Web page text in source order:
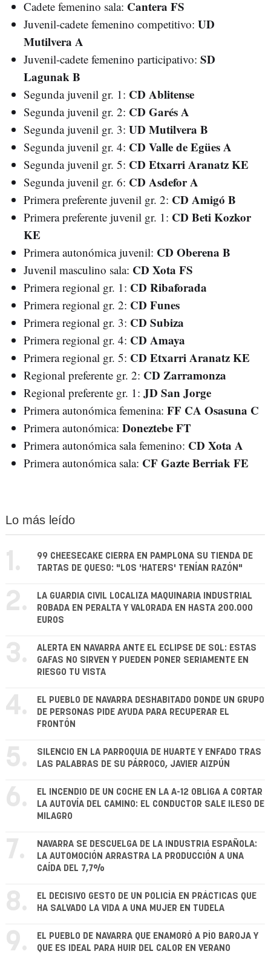
Cadete femenino sala: Cantera FS
Juvenil-cadete femenino competitivo: UD
Mutilvera A
Juvenil-cadete femenino participativo: SD
Lagunak B
Segunda juvenil gr. 1: CD Ablitense
Segunda juvenil gr. 2: CD Garés A
Segunda juvenil gr. 3: UD Mutilvera B
Segunda juvenil gr. 4: CD Valle de Egües A
Segunda juvenil gr. 5: CD Etxarri Aranatz KE
Segunda juvenil gr. 6: CD Asdefor A
Primera preferente juvenil gr. 2: CD Amigó B
Primera preferente juvenil gr. 1: CD Beti Kozkor
KE
Primera autonómica juvenil: CD Oberena B
Juvenil masculino sala: CD Xota FS
Primera regional gr. 1: CD Ribaforada
Primera regional gr. 2: CD Funes
Primera regional gr. 3: CD Subiza
Primera regional gr. 4: CD Amaya
Primera regional gr. 5: CD Etxarri Aranatz KE
Regional preferente gr. 2: CD Zarramonza
Regional preferente gr. 1: JD San Jorge
Primera autonómica femenina: FF CA Osasuna C
Primera autonómica: Doneztebe FT
Primera autonómica sala femenino: CD Xota A
Primera autonómica sala: CF Gazte Berriak FE
Lo más leído
1.
99 CHEESECAKE CIERRA EN PAMPLONA SU TIENDA DE
TARTAS DE QUESO: "LOS 'HATERS' TENÍAN RAZÓN"
2.
LA GUARDIA CIVIL LOCALIZA MAQUINARIA INDUSTRIAL
ROBADA EN PERALTA Y VALORADA EN HASTA 200.000
EUROS
3.
ALERTA EN NAVARRA ANTE EL ECLIPSE DE SOL: ESTAS
GAFAS NO SIRVEN Y PUEDEN PONER SERIAMENTE EN
RIESGO TU VISTA
4.
EL PUEBLO DE NAVARRA DESHABITADO DONDE UN GRUPO
DE PERSONAS PIDE AYUDA PARA RECUPERAR EL
FRONTÓN
5.
SILENCIO EN LA PARROQUIA DE HUARTE Y ENFADO TRAS
LAS PALABRAS DE SU PÁRROCO, JAVIER AIZPÚN
6.
EL INCENDIO DE UN COCHE EN LA A-12 OBLIGA A CORTAR
LA AUTOVÍA DEL CAMINO: EL CONDUCTOR SALE ILESO DE
MILAGRO
7.
NAVARRA SE DESCUELGA DE LA INDUSTRIA ESPAÑOLA:
LA AUTOMOCIÓN ARRASTRA LA PRODUCCIÓN A UNA
CAÍDA DEL 7,7%
8.
EL DECISIVO GESTO DE UN POLICÍA EN PRÁCTICAS QUE
HA SALVADO LA VIDA A UNA MUJER EN TUDELA
9.
EL PUEBLO DE NAVARRA QUE ENAMORÓ A PÍO BAROJA Y
QUE ES IDEAL PARA HUIR DEL CALOR EN VERANO